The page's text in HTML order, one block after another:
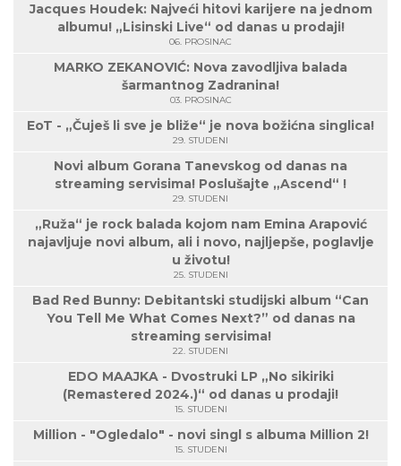
Jacques Houdek: Najveći hitovi karijere na jednom
albumu! „Lisinski Live“ od danas u prodaji!
06. PROSINAC
MARKO ZEKANOVIĆ: Nova zavodljiva balada
šarmantnog Zadranina!
03. PROSINAC
EoT - „Čuješ li sve je bliže“ je nova božićna singlica!
29. STUDENI
Novi album Gorana Tanevskog od danas na
streaming servisima! Poslušajte „Ascend“ !
29. STUDENI
„Ruža“ je rock balada kojom nam Emina Arapović
najavljuje novi album, ali i novo, najljepše, poglavlje
u životu!
25. STUDENI
Bad Red Bunny: Debitantski studijski album “Can
You Tell Me What Comes Next?” od danas na
streaming servisima!
22. STUDENI
EDO MAAJKA - Dvostruki LP „No sikiriki
(Remastered 2024.)“ od danas u prodaji!
15. STUDENI
Million - "Ogledalo" - novi singl s albuma Million 2!
15. STUDENI